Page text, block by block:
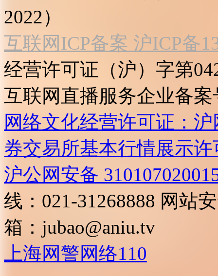
2022）
互联网ICP备案 沪ICP备
经营许可证（沪）字第
互联网直播服务企业备案
网络文化经营许可证：
券交易所基本行情展示许
沪公网安备
线：021-31268888 网站
箱： jubao@aniu.tv
上海网警网络110